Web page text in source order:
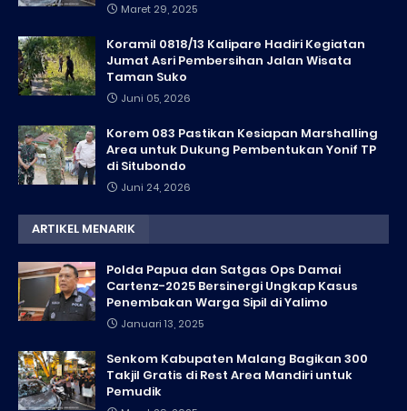
Maret 29, 2025
Koramil 0818/13 Kalipare Hadiri Kegiatan
Jumat Asri Pembersihan Jalan Wisata
Taman Suko
Juni 05, 2026
Korem 083 Pastikan Kesiapan Marshalling
Area untuk Dukung Pembentukan Yonif TP
di Situbondo
Juni 24, 2026
ARTIKEL MENARIK
Polda Papua dan Satgas Ops Damai
Cartenz-2025 Bersinergi Ungkap Kasus
Penembakan Warga Sipil di Yalimo
Januari 13, 2025
Senkom Kabupaten Malang Bagikan 300
Takjil Gratis di Rest Area Mandiri untuk
Pemudik